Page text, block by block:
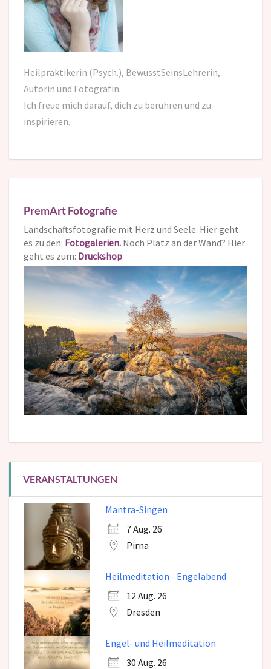
Heilpraktikerin (Psych.), BewusstSeinsLehrerin,
Autorin und Fotografin.
Ich freue mich darauf, dich zu berühren und zu
inspirieren.
PremArt Fotografie
Landschaftsfotografie mit Herz und Seele. Hier geht
es zu den: Fotogalerien. Noch Platz an der Wand? Hier
geht es zum: Druckshop
VERANSTALTUNGEN
Mantra-Singen
7 Aug. 26
Pirna
Heilmeditation - Engelabend
12 Aug. 26
Dresden
Engel- und Heilmeditation
30 Aug. 26